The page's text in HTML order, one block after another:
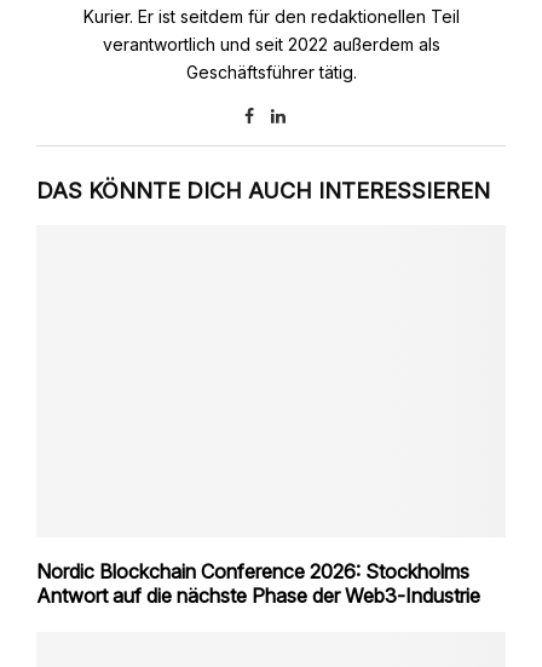
Kurier. Er ist seitdem für den redaktionellen Teil
verantwortlich und seit 2022 außerdem als
Geschäftsführer tätig.
DAS KÖNNTE DICH AUCH INTERESSIEREN
Nordic Blockchain Conference 2026: Stockholms
Antwort auf die nächste Phase der Web3‑Industrie